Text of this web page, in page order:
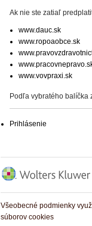
Ak nie ste zatiaľ
www.dauc.sk
www.ropoaobce.sk
www.vovpraxi.sk
Podľa vybratého balíčka
Prihlásenie
Všeobecné podmienky
súborov cookies